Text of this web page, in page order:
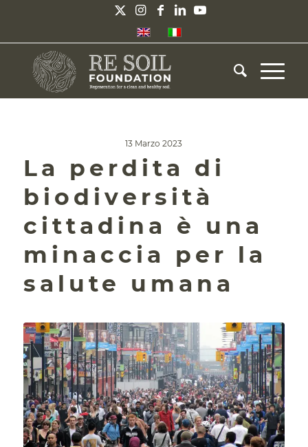
13 Marzo 2023
La perdita di
biodiversità
cittadina è una
minaccia per la
salute umana